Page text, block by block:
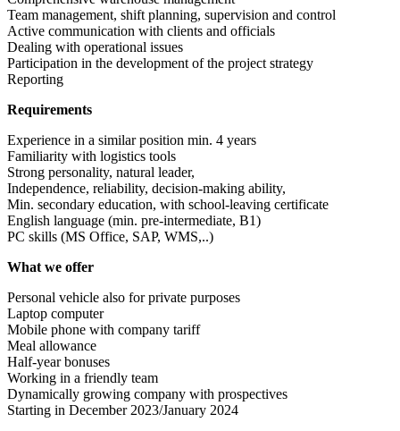
Team management, shift planning, supervision and control
Active communication with clients and officials
Dealing with operational issues
Participation in the development of the project strategy
Reporting
Requirements
Experience in a similar position min. 4 years
Familiarity with logistics tools
Strong personality, natural leader,
Independence, reliability, decision-making ability,
Min. secondary education, with school-leaving certificate
English language (min. pre-intermediate, B1)
PC skills (MS Office, SAP, WMS,..)
What we offer
Personal vehicle also for private purposes
Laptop computer
Mobile phone with company tariff
Meal allowance
Half-year bonuses
Working in a friendly team
Dynamically growing company with prospectives
Starting in December 2023/January 2024